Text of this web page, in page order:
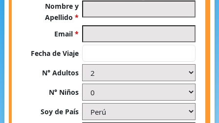
Nombre y
Apellido*
Email*
Fecha de Viaje
N° Adultos
N° Niños
Soy de País